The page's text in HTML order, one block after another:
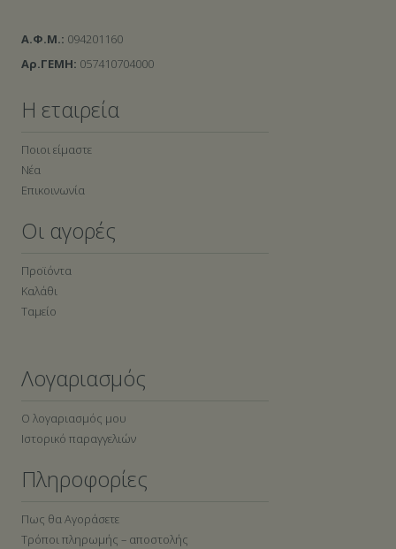
Α.Φ.Μ.: 094201160
Αρ.ΓΕΜΗ: 057410704000
Η εταιρεία
Ποιοι είμαστε
Νέα
Επικοινωνία
Οι αγορές
Προϊόντα
Καλάθι
Ταμείο
Λογαριασμός
Ο λογαριασμός μου
Ιστορικό παραγγελιών
Πληροφορίες
Πως θα Αγοράσετε
Τρόποι πληρωμής – αποστολής